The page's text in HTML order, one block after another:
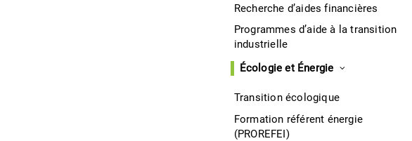
Recherche d’aides financières
Programmes d’aide à la transition
industrielle
Écologie et Énergie
Transition écologique
Formation référent énergie
(PROREFEI)